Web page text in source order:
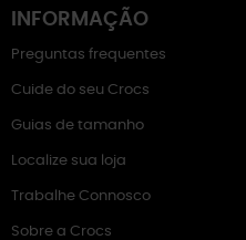
INFORMAÇÃO
Preguntas frequentes
Cuide do seu Crocs
Guias de tamanho
Localize sua loja
Trabalhe Connosco
Sobre a Crocs